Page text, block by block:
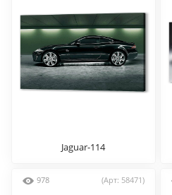
Jaguar-114
978 (Арт: 58471)